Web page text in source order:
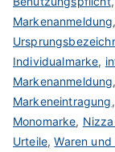
Markenanmeldung,
Individualmarke,
Markenanmeldung,
Markeneintragung,
Monomarke,
Urteile,Waren